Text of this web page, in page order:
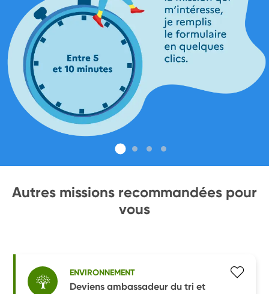
Autres missions recommandées pour
vous
ENVIRONNEMENT
Deviens ambassadeur du tri et